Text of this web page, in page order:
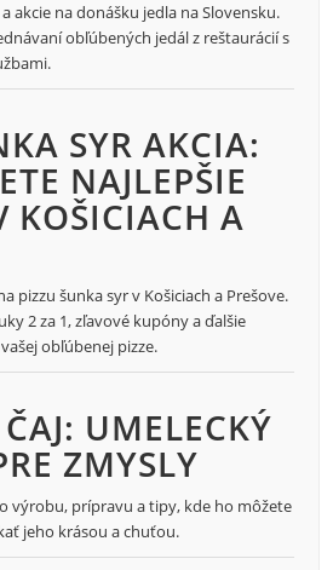
akcie na donášku jedla na Slovensku.
obľúbených jedál z reštaurácií s
SYR AKCIA:
NAJLEPŠIE
KOŠICIACH A
pizzu šunka syr v Košiciach a Prešove.
2 za 1, zľavové kupóny a ďalšie
obľúbenej pizze.
UMELECKÝ
ZMYSLY
výrobu, prípravu a tipy, kde ho môžete
jeho krásou a chuťou.